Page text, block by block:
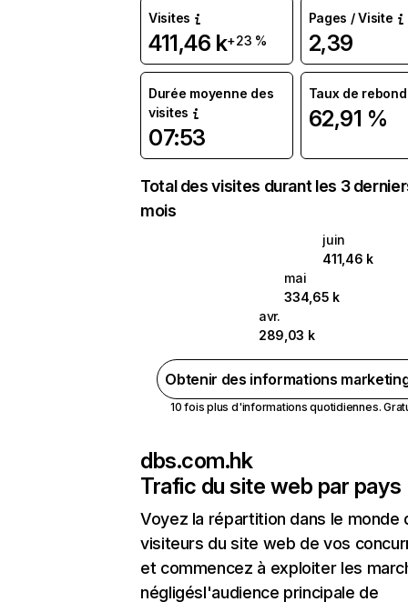
Visites
411,46 k+23 %
Pages / Visite
2,39
Durée moyenne des
visites
07:53
Taux de rebond
62,91 %
Total des visites durant les 3
mois
juin
411,46 k
mai
334,65 k
avr.
289,03 k
Obtenir des informations
10 fois plus d'informations quotidiennes.
dbs.com.hk
Trafic du site web par pays
Voyez la répartition dans le monde
visiteurs du site web de vos
et commencez à exploiter les
négligésl'audience principale de